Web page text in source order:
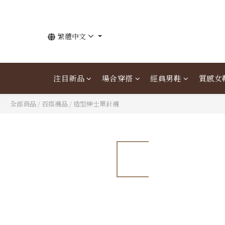
注目新品 場合穿搭 經典男鞋 質感女
繁體中文
全部商品 / 百搭襪品 / 造型紳士單針襪